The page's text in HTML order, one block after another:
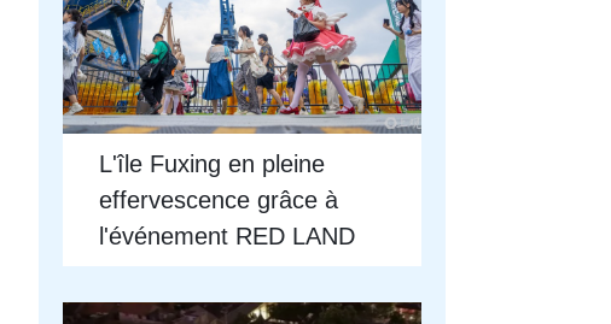
L'île Fuxing en pleine
effervescence grâce à
l'événement RED LAND